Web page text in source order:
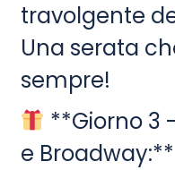
travolgente
Una serata
sempre!
**Giorno 3
e Broadway:**